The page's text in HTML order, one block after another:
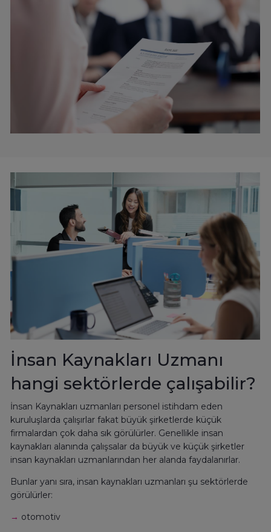
İnsan Kaynakları Uzmanı
hangi sektörlerde çalışabilir?
İnsan Kaynakları uzmanları personel istihdam eden
kuruluşlarda çalışırlar fakat büyük şirketlerde küçük
firmalardan çok daha sık görülürler. Genellikle insan
kaynakları alanında çalışsalar da büyük ve küçük şirketler
insan kaynakları uzmanlarından her alanda faydalanırlar.
Bunlar yanı sıra, insan kaynakları uzmanları şu sektörlerde
görülürler:
→ otomotiv